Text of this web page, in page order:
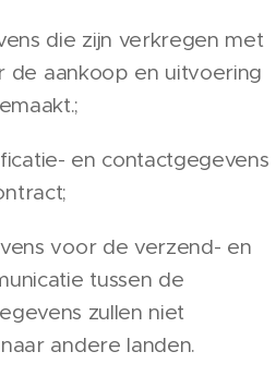
die zijn verkregen met
de aankoop en uitvoering
en contactgegevens
voor de verzend- en
tussen de
zullen niet
andere landen.